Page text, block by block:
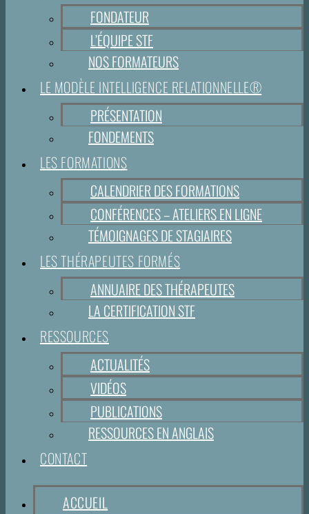
FONDATEUR
L’ÉQUIPE STF
NOS FORMATEURS
LE MODÈLE INTELLIGENCE RELATIONNELLE®
PRÉSENTATION
FONDEMENTS
LES FORMATIONS
CALENDRIER DES FORMATIONS
CONFÉRENCES – ATELIERS EN LIGNE
TÉMOIGNAGES DE STAGIAIRES
LES THÉRAPEUTES FORMÉS
ANNUAIRE DES THÉRAPEUTES
LA CERTIFICATION STF
RESSOURCES
ACTUALITÉS
VIDÉOS
PUBLICATIONS
RESSOURCES EN ANGLAIS
CONTACT
ACCUEIL